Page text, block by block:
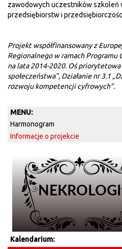
zawodowych uczestników szkoleń
przedsiębiorstw i
Projekt współfinansowany z
Regionalnego w ramach Programu
na lata 2014-2020. Oś
społeczeństwa”, Działanie nr 3.1
rozwoju kompetencji cyfrowych”.
MENU:
Harmonogram
Informacje o projekcie
Kalendarium: